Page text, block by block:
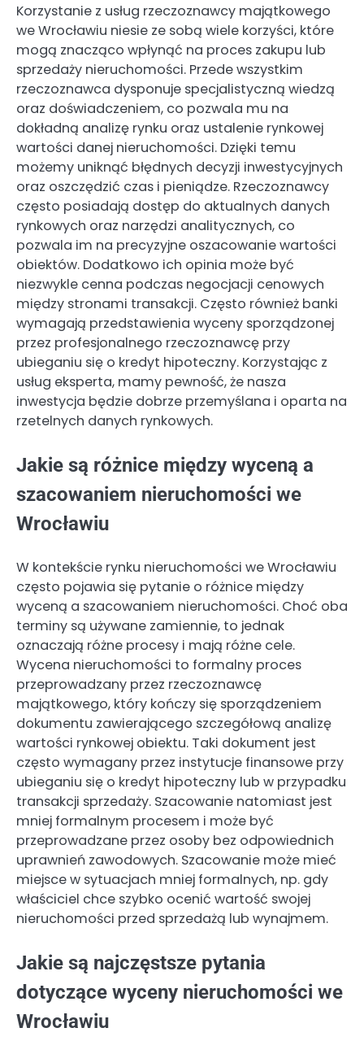
Korzystanie z usług rzeczoznawcy majątkowego
we Wrocławiu niesie ze sobą wiele korzyści, które
mogą znacząco wpłynąć na proces zakupu lub
sprzedaży nieruchomości. Przede wszystkim
rzeczoznawca dysponuje specjalistyczną wiedzą
oraz doświadczeniem, co pozwala mu na
dokładną analizę rynku oraz ustalenie rynkowej
wartości danej nieruchomości. Dzięki temu
możemy uniknąć błędnych decyzji inwestycyjnych
oraz oszczędzić czas i pieniądze. Rzeczoznawcy
często posiadają dostęp do aktualnych danych
rynkowych oraz narzędzi analitycznych, co
pozwala im na precyzyjne oszacowanie wartości
obiektów. Dodatkowo ich opinia może być
niezwykle cenna podczas negocjacji cenowych
między stronami transakcji. Często również banki
wymagają przedstawienia wyceny sporządzonej
przez profesjonalnego rzeczoznawcę przy
ubieganiu się o kredyt hipoteczny. Korzystając z
usług eksperta, mamy pewność, że nasza
inwestycja będzie dobrze przemyślana i oparta na
rzetelnych danych rynkowych.
Jakie są różnice między wyceną a
szacowaniem nieruchomości we
Wrocławiu
W kontekście rynku nieruchomości we Wrocławiu
często pojawia się pytanie o różnice między
wyceną a szacowaniem nieruchomości. Choć oba
terminy są używane zamiennie, to jednak
oznaczają różne procesy i mają różne cele.
Wycena nieruchomości to formalny proces
przeprowadzany przez rzeczoznawcę
majątkowego, który kończy się sporządzeniem
dokumentu zawierającego szczegółową analizę
wartości rynkowej obiektu. Taki dokument jest
często wymagany przez instytucje finansowe przy
ubieganiu się o kredyt hipoteczny lub w przypadku
transakcji sprzedaży. Szacowanie natomiast jest
mniej formalnym procesem i może być
przeprowadzane przez osoby bez odpowiednich
uprawnień zawodowych. Szacowanie może mieć
miejsce w sytuacjach mniej formalnych, np. gdy
właściciel chce szybko ocenić wartość swojej
nieruchomości przed sprzedażą lub wynajmem.
Jakie są najczęstsze pytania
dotyczące wyceny nieruchomości we
Wrocławiu